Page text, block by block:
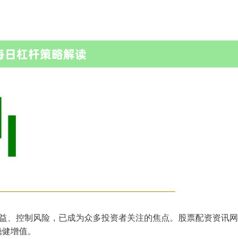
控制风险，已成为众多投资者关注的焦点。股票配资资讯网
增值。